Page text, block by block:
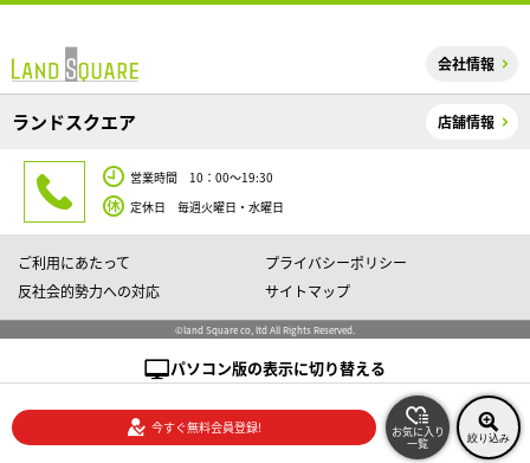
会社情報
ランドスクエア 店舗情報
営業時間 10：00～19:30
定休日 毎週火曜日・水曜日
ご利用にあたって
プライバシーポリシー
反社会的勢力への対応
サイトマップ
©land Square co, ltd All Rights Reserved.
パソコン版の表示に切り替える
今すぐ無料会員登録! お気に入り
一覧 絞り込み